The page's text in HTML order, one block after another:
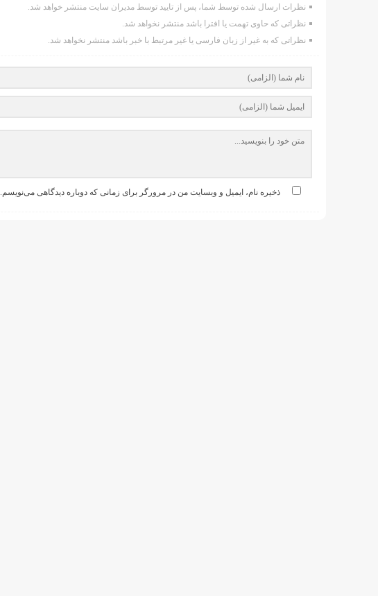
نظرات ارسال شده توسط شما، پس از تایید توسط مدیران سایت منتشر خواهد شد.
نظراتی که حاوی تهمت یا افترا باشد منتشر نخواهد شد.
نظراتی که به غیر از زبان فارسی یا غیر مرتبط با خبر باشد منتشر نخواهد شد.
ذخیره نام، ایمیل و وبسایت من در مرورگر برای زمانی که دوباره دیدگاهی می‌نویسم.